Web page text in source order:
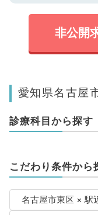
非公開
愛知県名古屋
診療科目から探す
こだわり条件から
名古屋市東区 × 駅